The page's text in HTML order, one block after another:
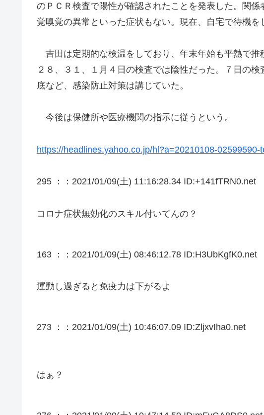
のＰＣＲ検査で陽性が確認されたことを発表した。関
覚嗅覚の異常といった症状もない。現在、自宅で待機を
吉田は定期的な検温をしており、年末年始も平熱で推
２８、３１、１月４日の検査では陰性だった。７日の
底など、感染防止対策は講じていた。
今後は保健所や医療機関の指示に従うという。
https://headlines.yahoo.co.jp/hl?a=20210108-02599590-
295 ： ：2021/01/09(土) 11:16:28.34 ID:+141fTRN0.net
コロナ症状無効化のスキル付いてんの？
163 ： ：2021/01/09(土) 08:46:12.78 ID:H3UbKgfK0.net
運動し過ぎると免疫力は下がるよ
273 ： ：2021/01/09(土) 10:46:07.09 ID:ZljxvIha0.net
はぁ？